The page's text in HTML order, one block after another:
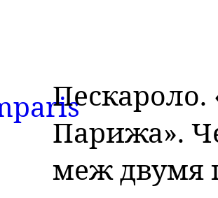
Пескароло.
Парижа».
меж двумя